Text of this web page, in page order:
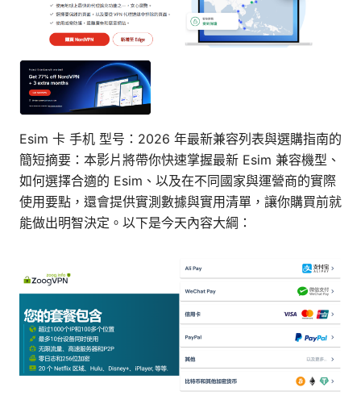
Esim 卡 手机 型号：2026 年最新兼容列表與選購指南的
簡短摘要：本影片將帶你快速掌握最新 Esim 兼容機型、
如何選擇合適的 Esim、以及在不同國家與運營商的實際
使用要點，還會提供實測數據與實用清單，讓你購買前就
能做出明智決定。以下是今天內容大綱：